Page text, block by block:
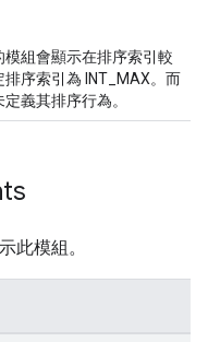
組會顯示在排序索引較
序索引為 INT_MAX。而
義其排序行為。
此模組。